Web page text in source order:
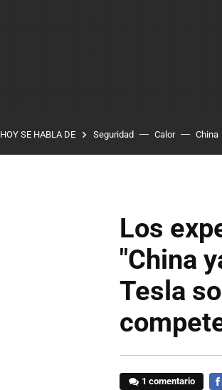
HOY SE HABLA DE Seguridad Calor China
Los
"China
Tesla
1 comentario